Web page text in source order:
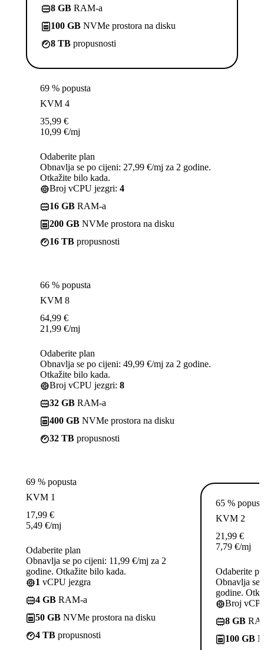
8 GB RAM-a
100 GB NVMe prostora na disku
8 TB propusnosti
69 % popusta
KVM 4
35,99 €
10,99 €/mj
Odaberite plan
Obnavlja se po cijeni: 27,99 €/mj za 2 godine.
Otkažite bilo kada.
Broj vCPU jezgri: 4
16 GB RAM-a
200 GB NVMe prostora na disku
16 TB propusnosti
66 % popusta
KVM 8
64,99 €
21,99 €/mj
Odaberite plan
Obnavlja se po cijeni: 49,99 €/mj za 2 godine.
Otkažite bilo kada.
Broj vCPU jezgri: 8
32 GB RAM-a
400 GB NVMe prostora na disku
32 TB propusnosti
69 % popusta
KVM 1
17,99 €
5,49 €/mj
Odaberite plan
Obnavlja se po cijeni: 11,99 €/mj za 2
godine. Otkažite bilo kada.
1 vCPU jezgra
4 GB RAM-a
50 GB NVMe prostora na disku
4 TB propusnosti
65 %
KVM 2
21,99 €
7,79 €/mj
Odaberite
Obnavlja se
godine.
Broj
8 GB
100 GB